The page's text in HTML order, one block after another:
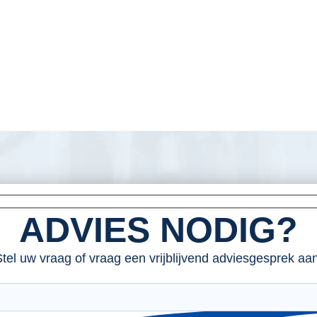
ADVIES NODIG?
uw vraag of vraag een vrijblijvend adviesgesprek